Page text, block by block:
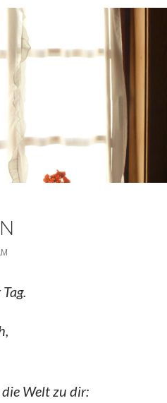
Welt zu dir: